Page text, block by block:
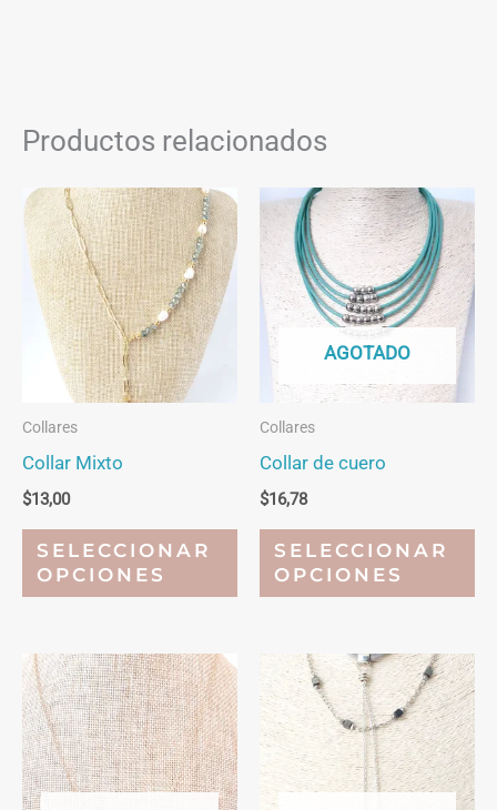
Productos relacionados
Collares
Collar Mixto
$13,00
SELECCIONAR
OPCIONES
Este
producto
tiene
variantes.
Las
opciones
se
AGOTADO
Collares
Collar de cuero
$16,78
SELECCIONAR
OPCIONES
se